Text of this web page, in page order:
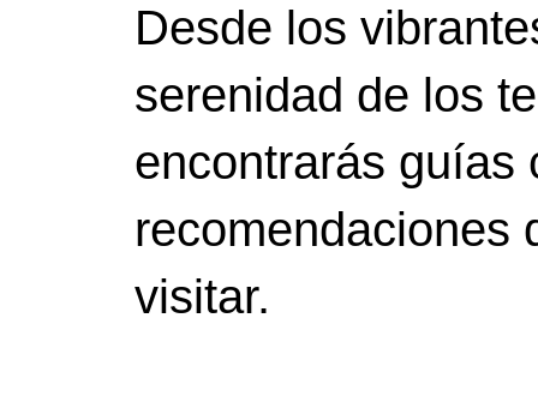
Desde los
serenidad de los
encontrarás guías
recomendaciones
visitar.